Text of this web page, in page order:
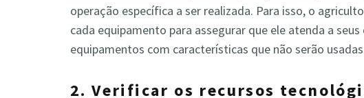
operação específica a ser realizada. Para isso, o
cada equipamento para assegurar que ele atenda a
equipamentos com características que não serão
2. Verificar os recursos